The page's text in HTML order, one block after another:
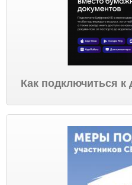
Как подключиться